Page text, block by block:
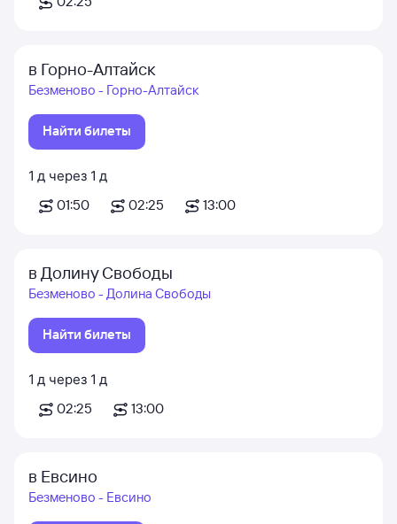
в Горно-Алтайск
Безменово - Горно-Алтайск
Найти билеты
1 д через 1 д
01:50
02:25 13:00
в Долину Свободы
Безменово - Долина Свободы
Найти билеты
1 д через 1 д
02:25
13:00
в Евсино
Безменово - Евсино